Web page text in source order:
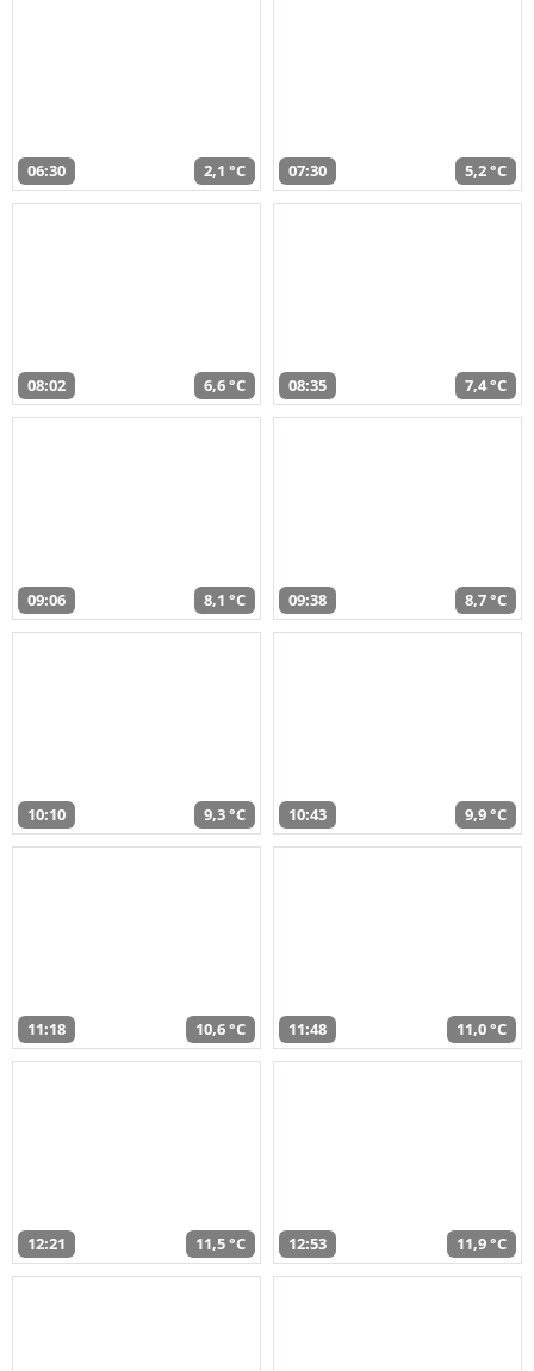
06:30 2,1 °C 07:30 5,2 °C
08:02 6,6 °C 08:35 7,4 °C
09:06 8,1 °C 09:38 8,7 °C
10:10 9,3 °C 10:43 9,9 °C
11:18 10,6 °C 11:48 11,0 °C
12:21 11,5 °C 12:53 11,9 °C